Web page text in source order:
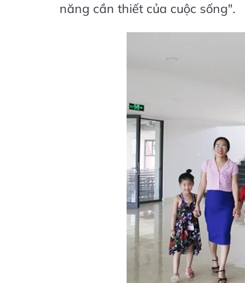
năng cần thiết của cuộc sống".